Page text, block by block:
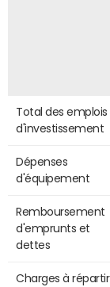
Total des emplois
d'investissement
Dépenses
d'équipement
Remboursement
d'emprunts et
dettes
Charges à répartir